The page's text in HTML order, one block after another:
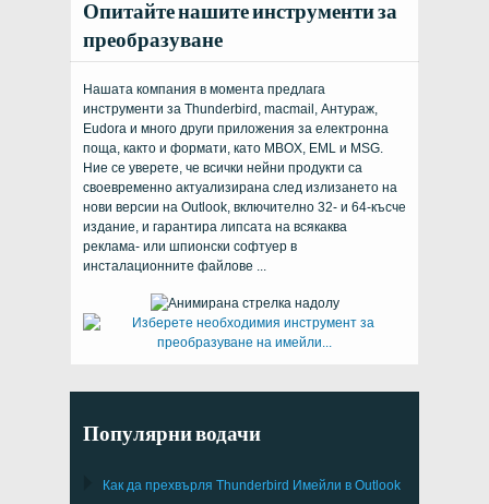
Опитайте нашите инструменти за
преобразуване
Нашата компания в момента предлага
инструменти за Thunderbird, macmail, Антураж,
Eudora и много други приложения за електронна
поща, както и формати, като MBOX, EML и MSG.
Ние се уверете, че всички нейни продукти са
своевременно актуализирана след излизането на
нови версии на Outlook, включително 32- и 64-късче
издание, и гарантира липсата на всякаква
реклама- или шпионски софтуер в
инсталационните файлове ...
Популярни водачи
Как да прехвърля Thunderbird Имейли в Outlook